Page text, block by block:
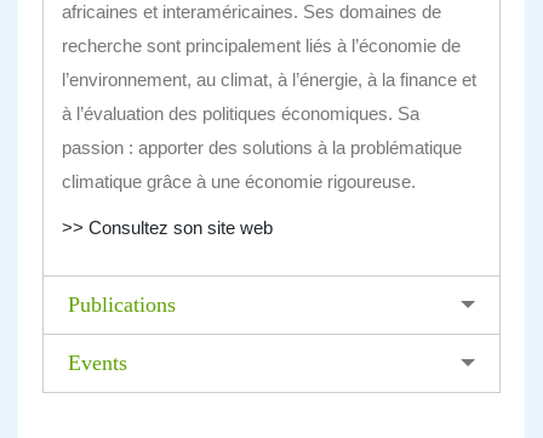
africaines et interaméricaines. Ses domaines de
recherche sont principalement liés à l’économie de
l’environnement, au climat, à l’énergie, à la finance et
à l’évaluation des politiques économiques. Sa
passion : apporter des solutions à la problématique
climatique grâce à une économie rigoureuse.
>> Consultez son site web
Publications
Events